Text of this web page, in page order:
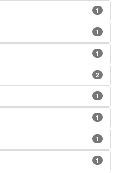
1
1
1
2
1
1
1
1